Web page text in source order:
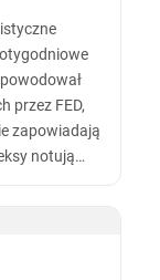
przez FED,
zapowiadają
notują
się o